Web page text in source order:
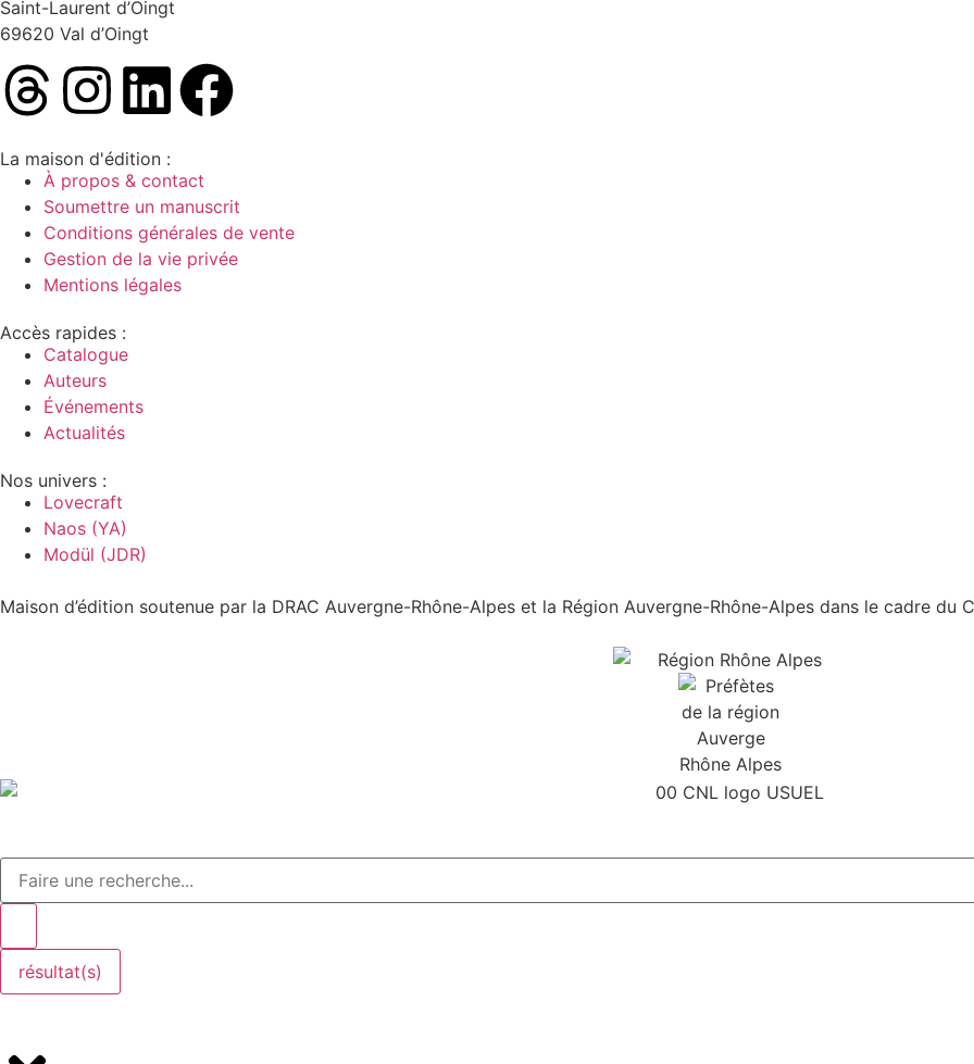
Saint-Laurent d’Oingt
69620 Val d’Oingt
La maison d'édition :
À propos & contact
Soumettre un manuscrit
Conditions générales de vente
Gestion de la vie privée
Mentions légales
Accès rapides :
Catalogue
Auteurs
Événements
Actualités
Nos univers :
Lovecraft
Naos (YA)
Modül (JDR)
Maison d’édition soutenue par la DRAC Auvergne-Rhône-Alpes et la Région Auvergne-Rhône-Alpes dans le cadre
résultat(s)